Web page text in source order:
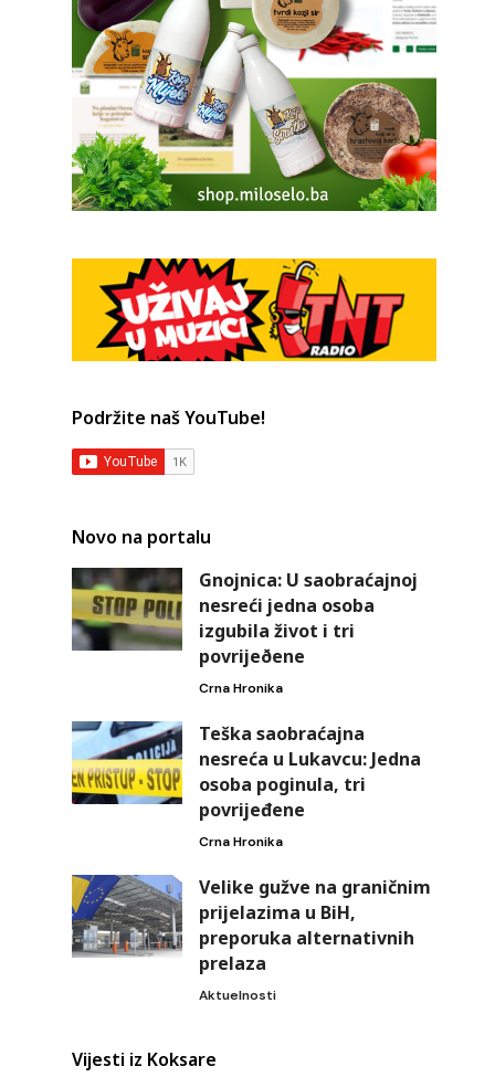
Podržite naš YouTube!
Novo na portalu
Gnojnica: U saobraćajnoj
nesreći jedna osoba
izgubila život i tri
povrijeðene
Crna Hronika
Teška saobraćajna
nesreća u Lukavcu: Jedna
osoba poginula, tri
povrijeđene
Crna Hronika
Velike gužve na graničnim
prijelazima u BiH,
preporuka alternativnih
prelaza
Aktuelnosti
Vijesti iz Koksare